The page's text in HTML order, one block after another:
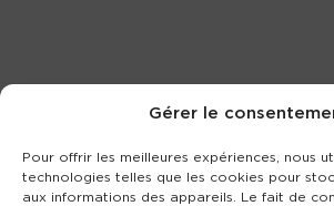
Gérer le
Pour offrir les meilleures expériences, nous
technologies telles que les cookies pour
aux informations des appareils. Le fait de